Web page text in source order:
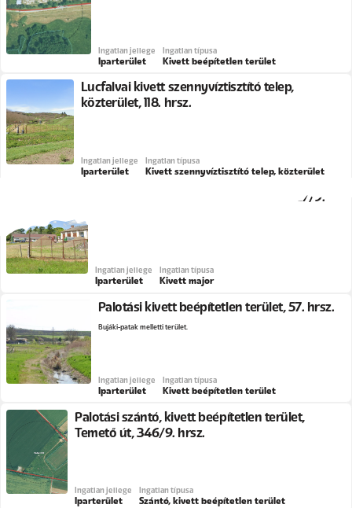
Ingatlan jellege
Iparterület
Ingatlan típusa
Kivett beépítetlen terület
Lucfalvai kivett szennyvíztisztító telep,
közterület, 118. hrsz.
Ingatlan jellege
Iparterület
Ingatlan típusa
Kivett szennyvíztisztító telep, közterület
Palotási kivett major, Ifjúság utca, 0127/9.
Ingatlan jellege
Iparterület
Ingatlan típusa
Kivett major
Palotási kivett beépítetlen terület, 57. hrsz.
Bujáki-patak melletti terület.
Ingatlan jellege
Iparterület
Ingatlan típusa
Kivett beépítetlen terület
Palotási szántó, kivett beépítetlen terület,
Temető út, 346/9. hrsz.
Ingatlan jellege
Iparterület
Ingatlan típusa
Szántó, kivett beépítetlen terület